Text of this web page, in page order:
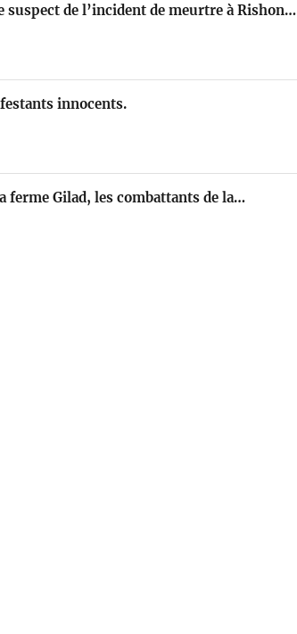
suspect de l’incident de meurtre à Rishon…
innocents.
ferme Gilad, les combattants de la…